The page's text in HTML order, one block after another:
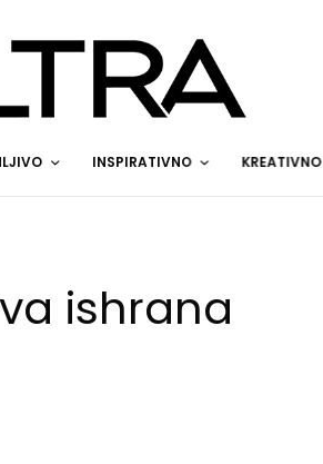
INSPIRATIVNO KREATIVNO
ishrana